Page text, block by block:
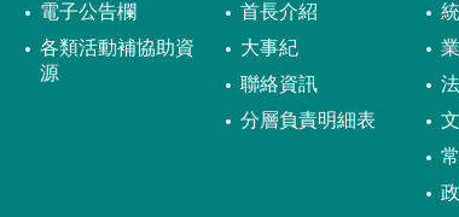
電子公告欄
各類活動補協助資
源
首長介紹
大事紀
聯絡資訊
分層負責明細表